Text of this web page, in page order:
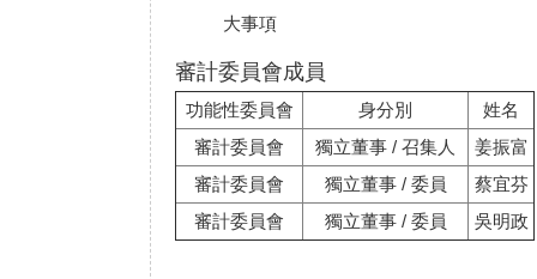
大事項
審計委員會成員
功能性委員會 身分別
姓名
審計委員會
獨立董事 / 召集人
姜振富
審計委員會
獨立董事 / 委員
蔡宜芬
審計委員會
獨立董事 / 委員 吳明政